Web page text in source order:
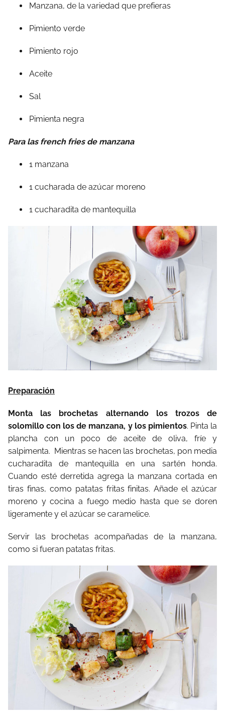
Manzana, de la variedad que prefieras
Pimiento verde
Pimiento rojo
Aceite
Sal
Pimienta negra
Para las french fries de manzana
1 manzana
1 cucharada de azúcar moreno
1 cucharadita de mantequilla
Preparación
Monta las brochetas alternando los trozos de
solomillo con los de manzana, y los pimientos. Pinta la
plancha con un poco de aceite de oliva, fríe y
salpimenta. Mientras se hacen las brochetas, pon media
cucharadita de mantequilla en una sartén honda.
Cuando esté derretida agrega la manzana cortada en
tiras finas, como patatas fritas finitas. Añade el azúcar
moreno y cocina a fuego medio hasta que se doren
ligeramente y el azúcar se caramelice.
Servir las brochetas acompañadas de la manzana,
como si fueran patatas fritas.